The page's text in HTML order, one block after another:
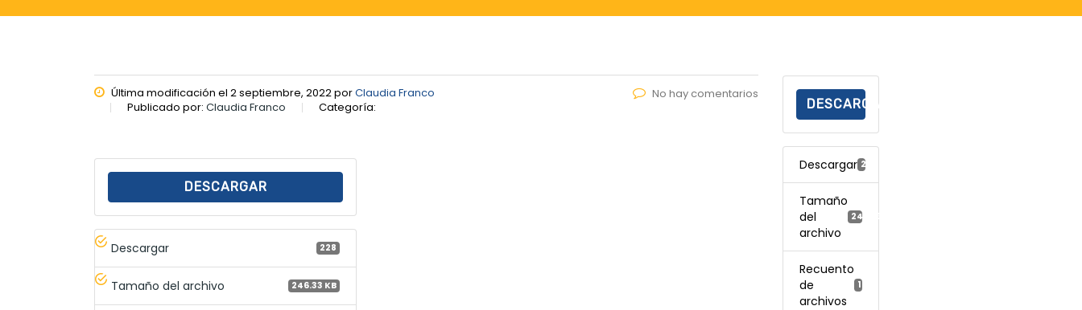
Última modificación el 2 septiembre, 2022 porClaudia Franco
Publicado por: Claudia Franco Categoría:
No hay comentarios
DESCARGAR
Descargar 228
Tamaño del archivo 246.33 KB
DESCARGAR
Descargar 228
Tamaño
del
archivo
246.33 KB
Recuento
de
archivos
1